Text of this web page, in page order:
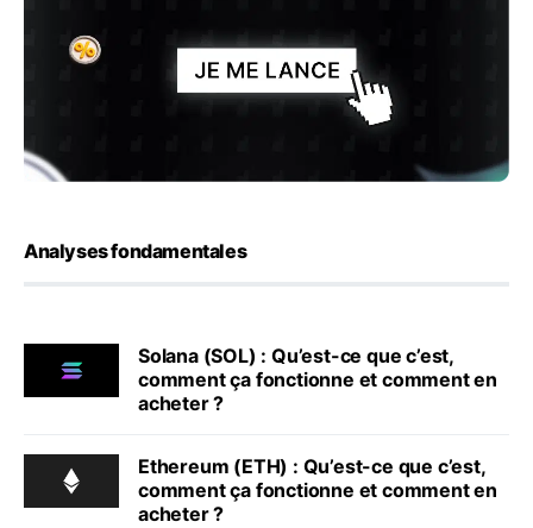
Analyses fondamentales
Solana (SOL) : Qu’est-ce que c’est,
comment ça fonctionne et comment en
acheter ?
Ethereum (ETH) : Qu’est-ce que c’est,
comment ça fonctionne et comment en
acheter ?